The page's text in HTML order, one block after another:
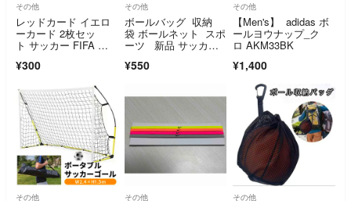
その他
レッドカード イエロ
ーカード 2枚セッ
ト サッカー FIFA 審
¥300
その他
ボールバッグ 収納
袋 ボールネット スポ
ーツ 新品 サッカ
¥550
その他
【Men's】 adidas ボ
ールヨウナップ_ク
ロ AKM33BK
¥1,400
その他 その他 その他